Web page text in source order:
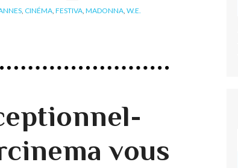
, CINÉMA, FESTIVA, MADONNA, W.E.
vous